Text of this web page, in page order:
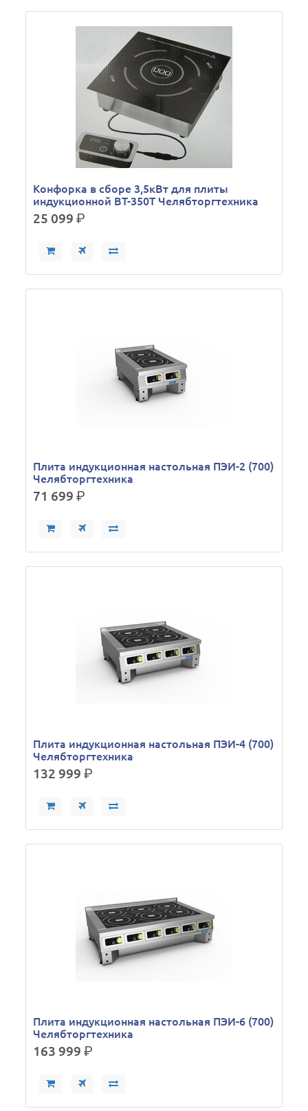
Конфорка в сборе 3,5кВт для плиты
индукционной ВТ-350Т Челябторгтехника
25 099р.
Плита индукционная настольная ПЭИ-2 (700)
Челябторгтехника
71 699р.
Плита индукционная настольная ПЭИ-4 (700)
Челябторгтехника
132 999р.
Плита индукционная настольная ПЭИ-6 (700)
Челябторгтехника
163 999р.